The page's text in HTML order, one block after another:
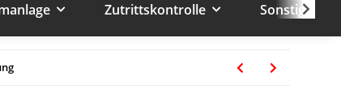
Zutrittskontrolle Sonstiges